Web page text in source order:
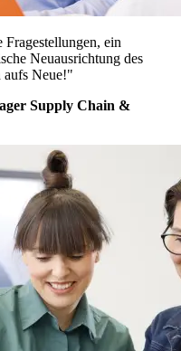
Fragestellungen, ein
Neuausrichtung des
aufs Neue!"
Supply Chain &